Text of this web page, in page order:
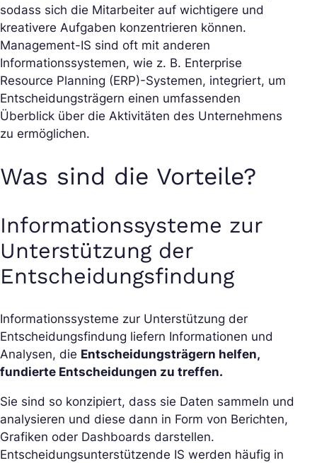
sodass sich die Mitarbeiter auf wichtigere und
kreativere Aufgaben konzentrieren können.
Management-IS sind oft mit anderen
Informationssystemen, wie z. B. Enterprise
Resource Planning (ERP)-Systemen, integriert, um
Entscheidungsträgern einen umfassenden
Überblick über die Aktivitäten des Unternehmens
zu ermöglichen.
Was sind die Vorteile?
Informationssysteme zur
Unterstützung der
Entscheidungsfindung
Informationssysteme zur Unterstützung der
Entscheidungsfindung liefern Informationen und
Analysen, die Entscheidungsträgern helfen,
fundierte Entscheidungen zu treffen.
Sie sind so konzipiert, dass sie Daten sammeln und
analysieren und diese dann in Form von Berichten,
Grafiken oder Dashboards darstellen.
Entscheidungsunterstützende IS werden häufig in